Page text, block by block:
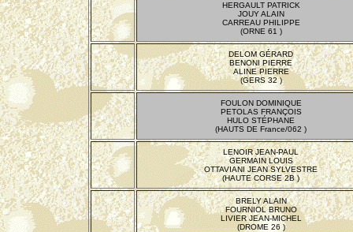
HERGAULT PATRICK
JOUY ALAIN
CARREAU PHILIPPE
(ORNE 61 )
DELOM GÉRARD
BENONI PIERRE
ALINE PIERRE
(GERS 32 )
FOULON DOMINIQUE
PETOLAS FRANÇOIS
HULO STÉPHANE
(HAUTS DE France/062 )
LENOIR JEAN-PAUL
GERMAIN LOUIS
OTTAVIANI JEAN SYLVESTRE
(HAUTE CORSE 2B )
BRELY ALAIN
FOURNIOL BRUNO
LIVIER JEAN-MICHEL
(DROME 26 )